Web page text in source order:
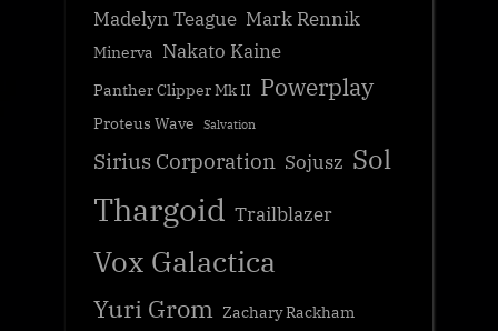
Madelyn Teague Mark Rennik
Minerva Nakato Kaine
Panther Clipper Mk II Powerplay
Proteus Wave Salvation
Sirius Corporation Sojusz Sol
Thargoid Trailblazer
Vox Galactica
Yuri Grom Zachary Rackham